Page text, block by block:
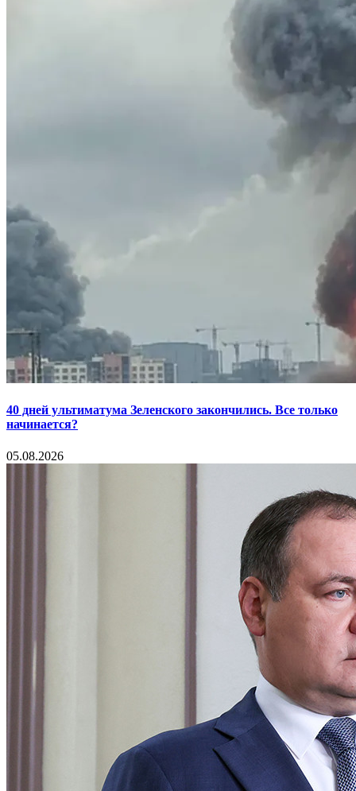
40 дней ультиматума Зеленского закончились. Все только
начинается?
05.08.2026